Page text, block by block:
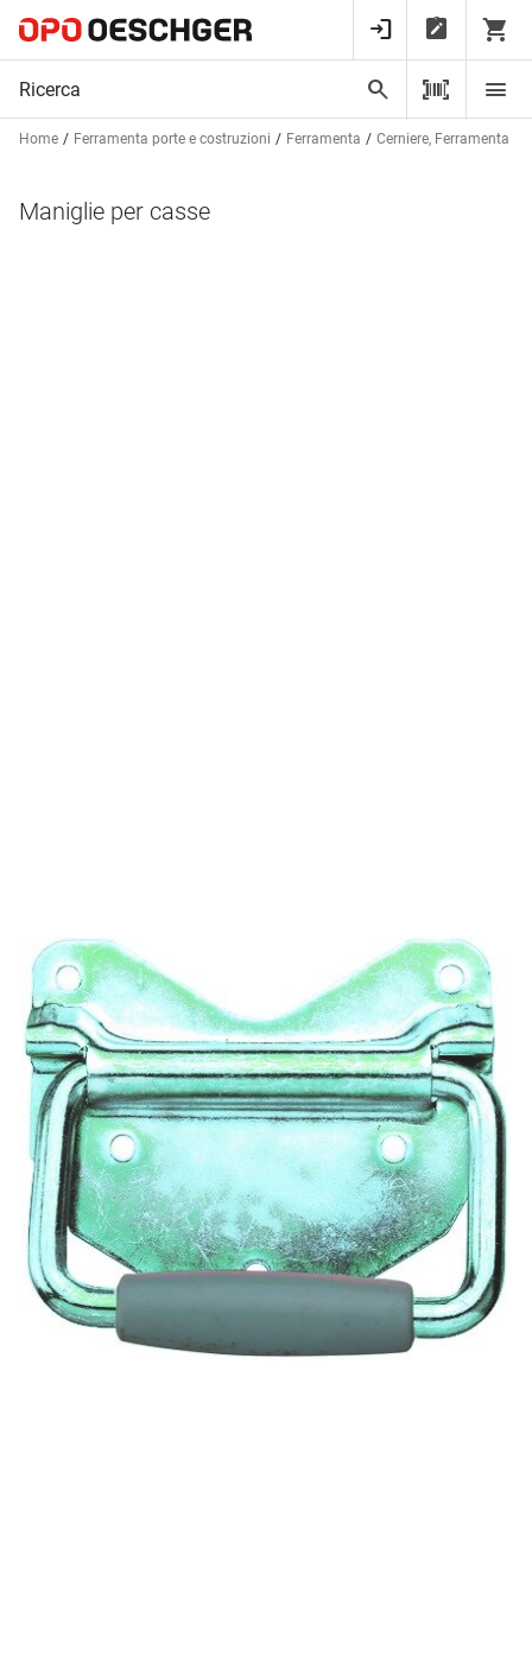
Home Ferramenta porte e costruzioni Ferramenta Cerniere, Ferramenta
Maniglie per casse